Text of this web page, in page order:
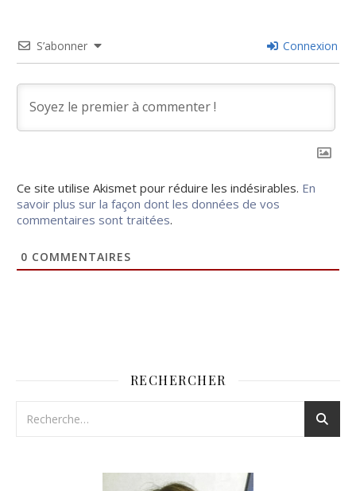
S’abonner Connexion
Ce site utilise Akismet pour réduire les indésirables. En
savoir plus sur la façon dont les données de vos
commentaires sont traitées.
0 COMMENTAIRES
RECHERCHER